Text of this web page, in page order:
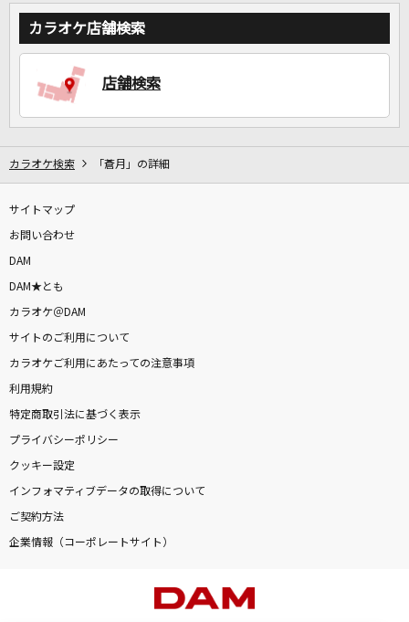
カラオケ店舗検索
店舗検索
カラオケ検索 「蒼月」の詳細
サイトマップ
お問い合わせ
DAM
DAM★とも
カラオケ＠DAM
サイトのご利用について
カラオケご利用にあたっての注意事項
利用規約
特定商取引法に基づく表示
プライバシーポリシー
クッキー設定
インフォマティブデータの取得について
ご契約方法
企業情報（コーポレートサイト）